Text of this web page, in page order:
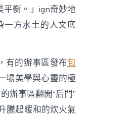
平衡。」ign奇妙地
一方水土的人文底
有的辦事區發布包
場美學與心靈的極
辦事區翻開“后門”
騰起暖和的炊火氣